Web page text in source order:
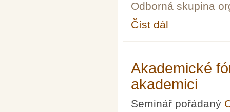
Odborná skupina
Číst dál
Akademické
akademici
Seminář pořádaný